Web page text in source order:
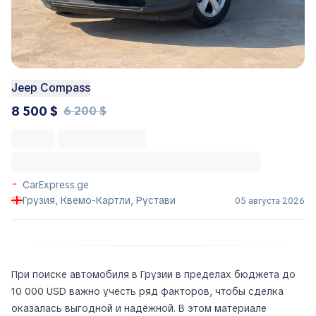
Jeep Compass
8 500 $ 6 200 $
CarExpress.ge
Грузия, Квемо-Картли, Рустави
05 августа 2026
При поиске автомобиля в Грузии в пределах бюджета до
10 000 USD важно учесть ряд факторов, чтобы сделка
оказалась выгодной и надёжной. В этом материале